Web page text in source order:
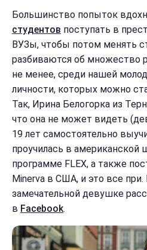
Большинство попыток
студентов поступать в
ВУЗы, чтобы потом менять
разбиваются об множество
не менее, среди нашей
личности, которых можно
Так, Ирина Белогорка из
что она не может видеть
19 лет самостоятельно
проучилась в американской
программе FLEX, а также
Minerva в США, и это все
замечательной девушке
в Facebook.